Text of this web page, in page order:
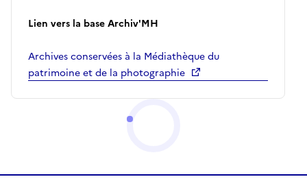
Lien vers la base Archiv'MH
Archives conservées à la Médiathèque du
patrimoine et de la photographie